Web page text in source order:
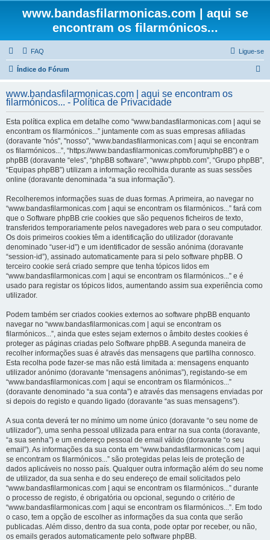
www.bandasfilarmonicas.com | aqui se
encontram os filarmónicos...
FAQ Ligue-se
Índice do Fórum
q
www.bandasfilarmonicas.com | aqui se encontram os
filarmónicos... - Política de Privacidade
Esta política explica em detalhe como “www.bandasfilarmonicas.com | aqui se
encontram os filarmónicos...” juntamente com as suas empresas afiliadas
(doravante "nós", "nosso", “www.bandasfilarmonicas.com | aqui se encontram
os filarmónicos...”, “https://www.bandasfilarmonicas.com/forum/phpBB”) e o
phpBB (doravante “eles”, “phpBB software”, “www.phpbb.com”, “Grupo phpBB”,
“Equipas phpBB”) utilizam a informação recolhida durante as suas sessões
online (doravante denominada “a sua informação”).
Recolheremos informações suas de duas formas. A primeira, ao navegar no
“www.bandasfilarmonicas.com | aqui se encontram os filarmónicos...” fará com
que o Software phpBB crie cookies que são pequenos ficheiros de texto,
transferidos temporariamente pelos navegadores web para o seu computador.
Os dois primeiros cookies têm a identificação do utilizador (doravante
denominado “user-id”) e um identificador de sessão anónima (doravante
“session-id”), assinado automaticamente para si pelo software phpBB. O
terceiro cookie será criado sempre que tenha tópicos lidos em
“www.bandasfilarmonicas.com | aqui se encontram os filarmónicos...” e é
usado para registar os tópicos lidos, aumentando assim sua experiência como
utilizador.
Podem também ser criados cookies externos ao software phpBB enquanto
navegar no “www.bandasfilarmonicas.com | aqui se encontram os
filarmónicos...”, ainda que estes sejam externos o âmbito destes cookies é
proteger as páginas criadas pelo Software phpBB. A segunda maneira de
recolher informações suas é através das mensagens que partilha connosco.
Esta recolha pode fazer-se mas não está limitada a: mensagens enquanto
utilizador anónimo (doravante “mensagens anónimas”), registando-se em
“www.bandasfilarmonicas.com | aqui se encontram os filarmónicos...”
(doravante denominado “a sua conta”) e através das mensagens enviadas por
si depois do registo e quando ligado (doravante “as suas mensagens”).
A sua conta deverá ter no mínimo um nome único (doravante “o seu nome de
utilizador”), uma senha pessoal utilizada para entrar na sua conta (doravante,
“a sua senha”) e um endereço pessoal de email válido (doravante “o seu
email”). As informações da sua conta em “www.bandasfilarmonicas.com | aqui
se encontram os filarmónicos...” são protegidas pelas leis de proteção de
dados aplicáveis no nosso país. Qualquer outra informação além do seu nome
de utilizador, da sua senha e do seu endereço de email solicitados pelo
“www.bandasfilarmonicas.com | aqui se encontram os filarmónicos...” durante
o processo de registo, é obrigatória ou opcional, segundo o critério de
“www.bandasfilarmonicas.com | aqui se encontram os filarmónicos...”. Em todo
o caso, tem a opção de escolher as informações da sua conta que serão
publicadas. Além disso, dentro da sua conta, pode optar por receber, ou não,
os emails gerados automaticamente pelo software phpBB.